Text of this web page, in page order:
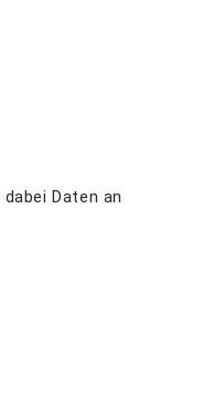
Daten an